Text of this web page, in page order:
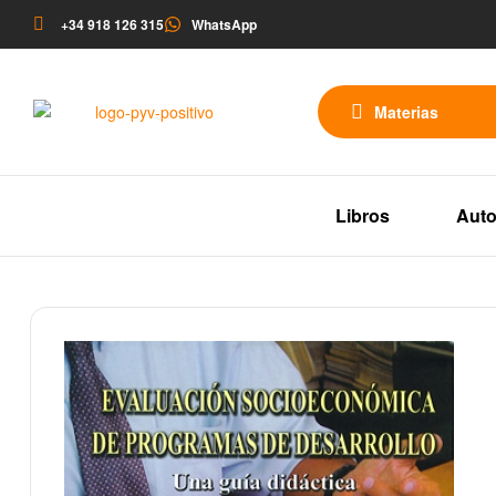
+34 918 126 315 WhatsApp
Materias
Libros